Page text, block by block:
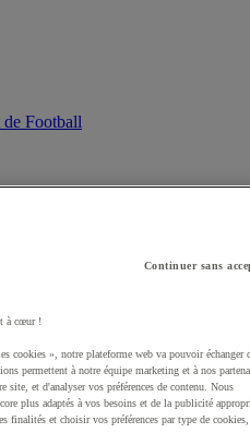
de Football
Continuer sans
à cœur !
cookies », notre plateforme web va pouvoir échanger
permettent à notre équipe marketing et à nos
site, et d'analyser vos préférences de contenu. Nous
plus adaptés à vos besoins et de la publicité
finalités et choisir vos préférences par type de cookies,